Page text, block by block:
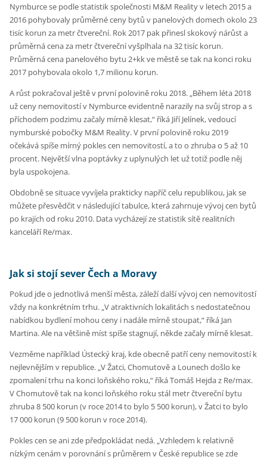
Nymburce se podle statistik společnosti M&M Reality v letech 2015 a
2016 pohybovaly průměrné ceny bytů v panelových domech okolo 23
tisíc korun za metr čtvereční. Rok 2017 pak přinesl skokový nárůst a
průměrná cena za metr čtvereční vyšplhala na 32 tisíc korun.
Průměrná cena panelového bytu 2+kk ve městě se tak na konci roku
2017 pohybovala okolo 1,7 milionu korun.
A růst pokračoval ještě v první polovině roku 2018. „Během léta 2018
už ceny nemovitostí v Nymburce evidentně narazily na svůj strop a s
příchodem podzimu začaly mírně klesat,“ říká Jiří Jelínek, vedoucí
nymburské pobočky M&M Reality. V první polovině roku 2019
očekává spíše mírný pokles cen nemovitostí, a to o zhruba o 5 až 10
procent. Největší vlna poptávky z uplynulých let už totiž podle něj
byla uspokojena.
Obdobně se situace vyvíjela prakticky napříč celu republikou, jak se
můžete přesvědčit v následující tabulce, která zahrnuje vývoj cen bytů
po krajích od roku 2010. Data vycházejí ze statistik sítě realitních
kanceláří Re/max.
Jak si stojí sever Čech a Moravy
Pokud jde o jednotlivá menší města, záleží další vývoj cen nemovitostí
vždy na konkrétním trhu. „V atraktivních lokalitách s nedostatečnou
nabídkou bydlení mohou ceny i nadále mírně stoupat,“ říká Jan
Martina. Ale na většině míst spíše stagnují, někde začaly mírně klesat.
Vezměme například Ústecký kraj, kde obecně patří ceny nemovitostí k
nejlevnějším v republice. „V Žatci, Chomutově a Lounech došlo ke
zpomalení trhu na konci loňského roku,“ říká Tomáš Hejda z Re/max.
V Chomutově tak na konci loňského roku stál metr čtvereční bytu
zhruba 8 500 korun (v roce 2014 to bylo 5 500 korun), v Žatci to bylo
17 000 korun (9 500 korun v roce 2014).
Pokles cen se ani zde předpokládat nedá. „Vzhledem k relativně
nízkým cenám v porovnání s průměrem v České republice se zde